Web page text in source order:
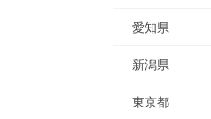
愛知県
新潟県
東京都